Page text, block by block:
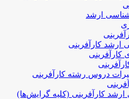
ارشد
کارآفرینی
کارآفرینی
دروس رشته کارآفرینی
کارآفرینی (کلیه گرایش‌ها)